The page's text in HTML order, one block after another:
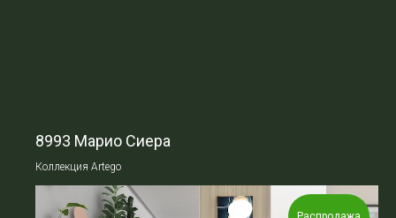
8993 Марио Сиера
Коллекция Artego